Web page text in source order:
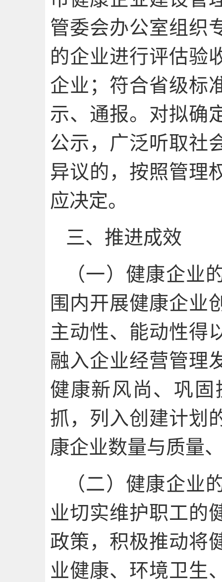
管委会办公室组织
的企业进行评估验
企业；符合省级标
示、通报。对拟确
公示，广泛听取社
异议的，按照管理
应决定。
三、推进成效
（一）健康企业
围内开展健康企业
主动性、能动性得
融入企业经营管理
健康新风尚、巩
抓，列入创建计划
康企业数量与质量
（二）健康企业
业切实维护职工的
政策，积极推动将
业健康、环境卫生